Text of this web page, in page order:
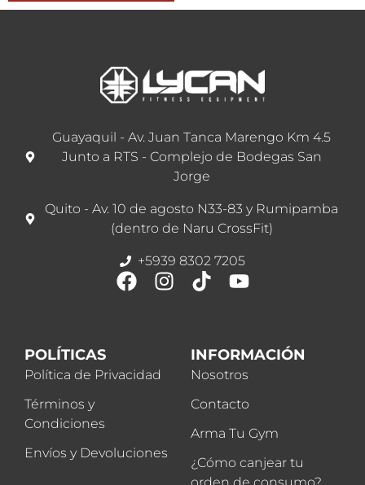
Guayaquil - Av. Juan Tanca Marengo Km 4.5
Junto a RTS - Complejo de Bodegas San
Jorge
Quito - Av. 10 de agosto N33-83 y Rumipamba
(dentro de Naru CrossFit)
+5939 8302 7205
POLÍTICAS
Política de Privacidad
Términos y
Condiciones
Envíos y Devoluciones
INFORMACIÓN
Nosotros
Contacto
Arma Tu Gym
¿Cómo canjear tu